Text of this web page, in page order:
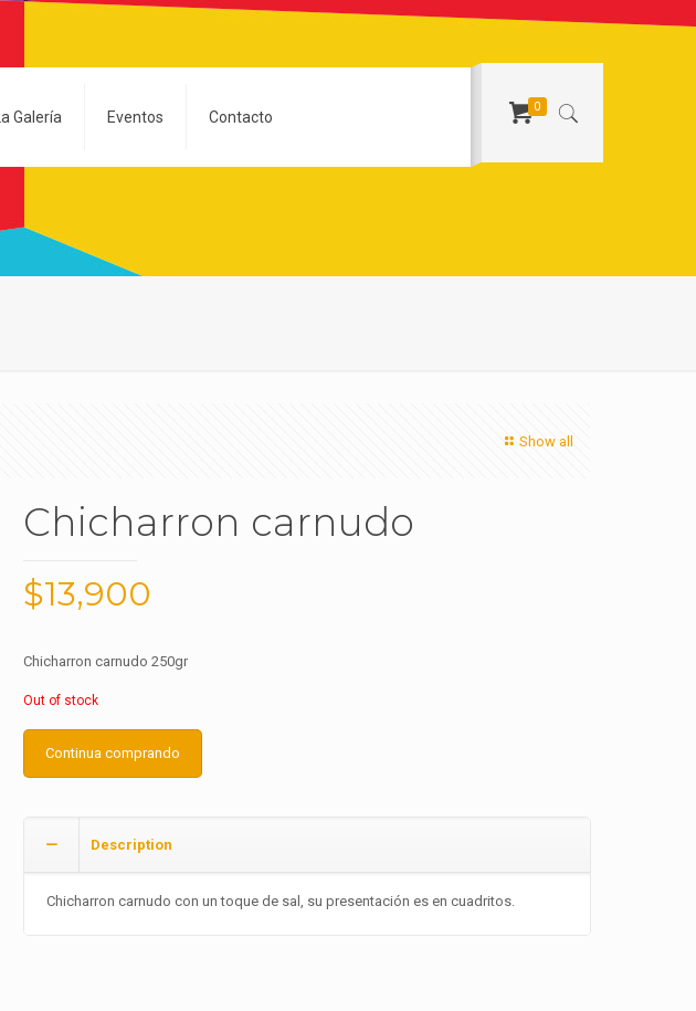
La Galería Eventos Contacto
0
Show all
Chicharron carnudo
$13,900
Chicharron carnudo 250gr
Out of stock
Continua comprando
Description
Chicharron carnudo con un toque de sal, su presentación es en cuadritos.